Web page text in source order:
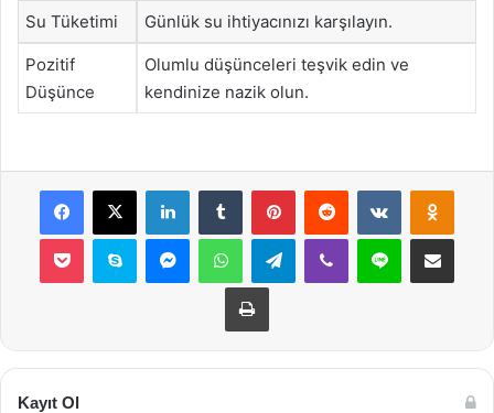
Su Tüketimi Günlük su ihtiyacınızı karşılayın.
Pozitif
Düşünce
Olumlu düşünceleri teşvik edin ve
kendinize nazik olun.
Facebook
X LinkedInTumblr PinterestReddit VKontakte
Pocket Skype MessengerWhatsAppTelegramViber Line E-Posta ile
Yazdır
Kayıt Ol